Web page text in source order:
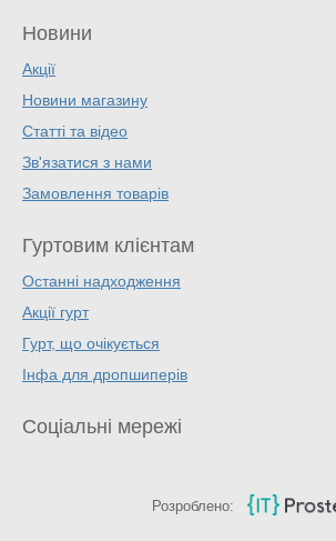
Новини
Акції
Новини магазину
Статті та відео
Зв'язатися з нами
Замовлення товарів
Гуртовим клієнтам
Останні надходження
Акції гурт
Гурт, що очікується
Інфа для дропшиперів
Соціальні мережі
Розроблено: